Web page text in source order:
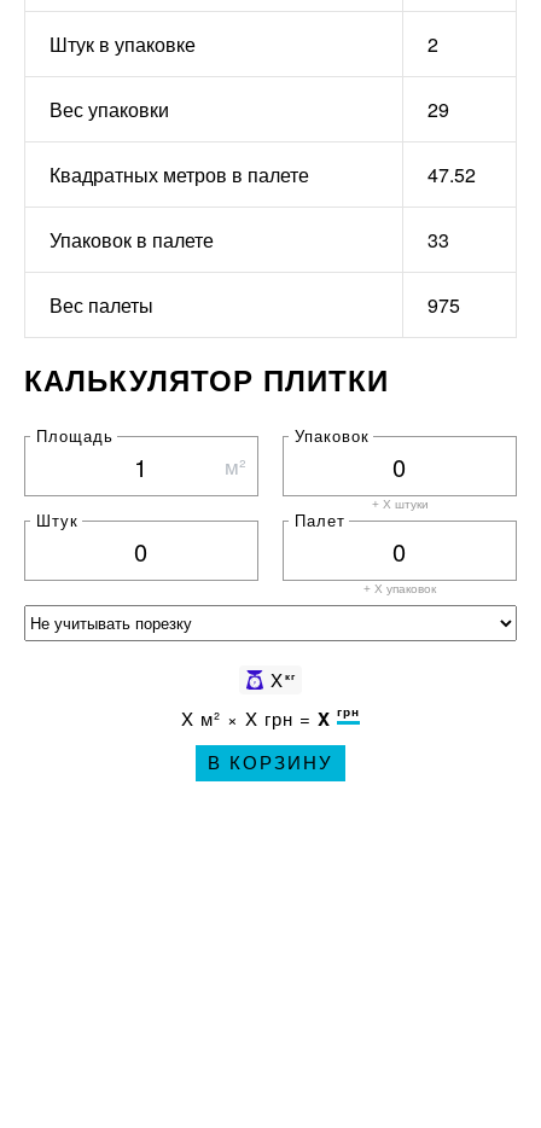
Штук в упаковке 2
Вес упаковки 29
Квадратных метров в палете 47.52
Упаковок в палете 33
Вес палеты 975
КАЛЬКУЛЯТОР ПЛИТКИ
Площадь
м²
Упаковок
+ X штуки
Штук Палет
+ X упаковок
Xкг
X м² × X грн = X грн
В КОРЗИНУ